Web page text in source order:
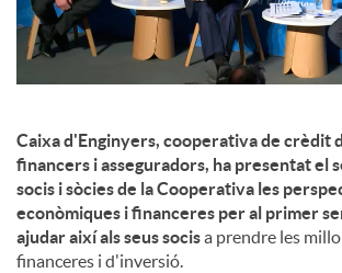
Caixa d'Enginyers, cooperativa de crèdit
financers i asseguradors, ha presentat el
socis i sòcies de la Cooperativa les
econòmiques i financeres per al primer
ajudar així als seus socisa prendre les
financeres i d'inversió.